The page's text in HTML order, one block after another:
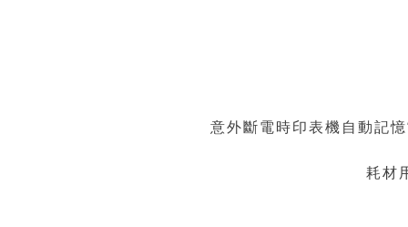
意外斷電時印表機自動記
耗材